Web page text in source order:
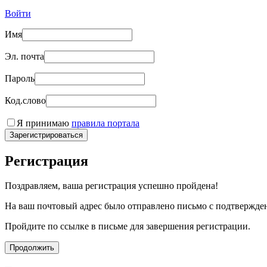
Войти
Имя
Эл. почта
Пароль
Код.слово
Я принимаю правила портала
Зарегистрироваться
Регистрация
Поздравляем, ваша регистрация успешно пройдена!
На ваш почтовый адрес было отправлено письмо с
Пройдите по ссылке в письме для завершения регистрации.
Продолжить